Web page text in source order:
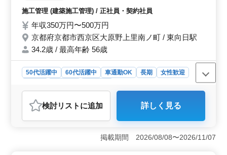
は優遇されます。経験やスキルを活かして、キャリアを
さらに発展させるチャンスが豊富にあります。
容 ・施工管理、積算、書類作成、施工図修
正 ・お客様と打ち合わせ、近隣住民対応 等
＊個人のお客様になりますので、休日にご連
絡が来て対応お願いする場合がございます。
(振替休暇または休日出勤手当支給あり) 備考
格手当あり ＊地元工務店で活気がある企業
での勤務希望の方募集中 ＊打ち合わせから
現職で働きながら転職活動検討中の方 ご応
施工管理 (建築施工管理) / 正社員・契約社員
年収350万円〜500万円
京都府京都市西京区大原野上里南ノ町 / 東向日駅
34.2歳 / 最高年齢 56歳
50代活躍中 60代活躍中 車通勤OK 長期
女性歓迎
おすすめポイント
＜50代以上の経験者を急募！地元工務店の建築施工管理
業務＞ 京都市西京区で、地元に愛される工務店での建
築施工管理のお仕事です。注文住宅やアパート、寺院、
児童館など、さまざまなプロジェクトに携わることがで
検討リスト に追加 詳しく見る
掲載期間 2026/08/08〜2026/11/07